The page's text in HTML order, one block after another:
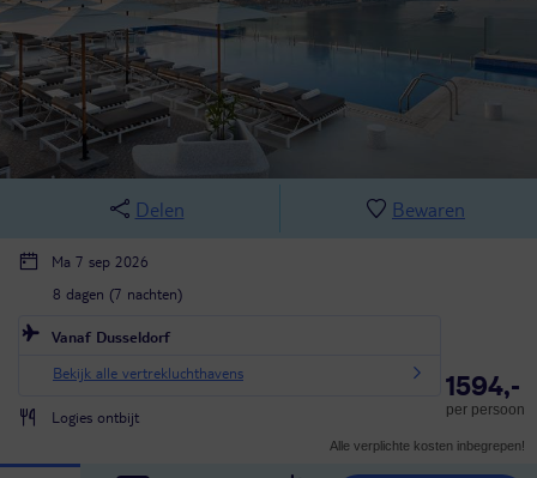
Delen Bewaren
Ma 7 sep 2026
8 dagen (7 nachten)
Vanaf Dusseldorf
Bekijk alle vertrekluchthavens
Logies ontbijt
1594,-
per persoon
Alle verplichte kosten inbegrepen!